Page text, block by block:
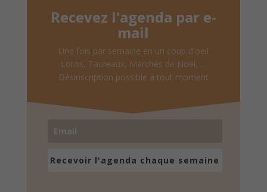
Recevez l'agenda par e-
mail
Une fois par semaine en un coup d'oeil
Lotos, Taureaux, Marchés de Noël, ...
Désinscription possible à tout moment
Recevoir l'agenda chaque semaine